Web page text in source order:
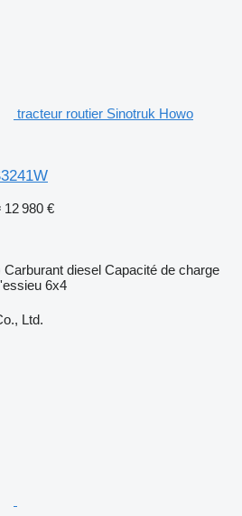
tracteur routier Sinotruk Howo
12 980 €
Carburant diesel Capacité de charge
6x4
Ltd.